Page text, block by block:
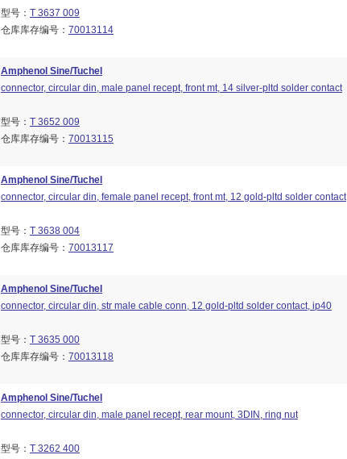
型号： T 3637 009
仓库库存编号： 70013114
Amphenol Sine/Tuchel
connector, circular din, male panel recept, front mt, 14 silver-pltd solder contact
型号： T 3652 009
仓库库存编号： 70013115
Amphenol Sine/Tuchel
connector, circular din, female panel recept, front mt, 12 gold-pltd solder contact
型号： T 3638 004
仓库库存编号： 70013117
Amphenol Sine/Tuchel
connector, circular din, str male cable conn, 12 gold-pltd solder contact, ip40
型号： T 3635 000
仓库库存编号： 70013118
Amphenol Sine/Tuchel
connector, circular din, male panel recept, rear mount, 3DIN, ring nut
型号： T 3262 400